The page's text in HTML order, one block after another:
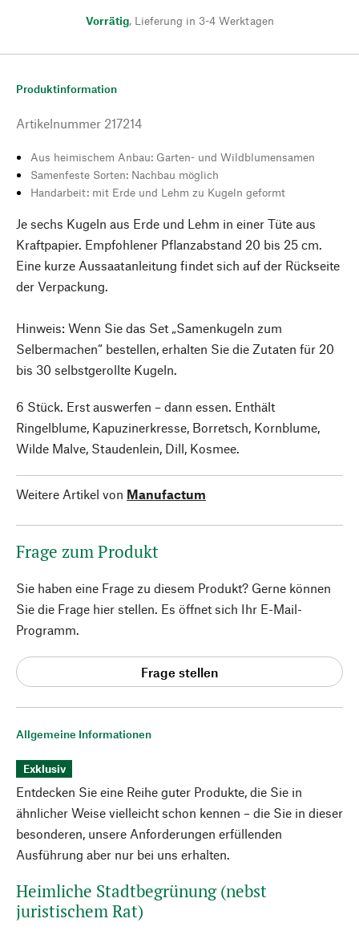
Vorrätig, Lieferung in 3-4 Werktagen
Allgemeine Informationen
Exklusiv
Entdecken Sie eine Reihe guter Produkte, die Sie in
ähnlicher Weise vielleicht schon kennen – die Sie in dieser
besonderen, unsere Anforderungen erfüllenden
Ausführung aber nur bei uns erhalten.
Heimliche Stadtbegrünung (nebst
juristischem Rat)
Produktinformation
Artikelnummer 217214
Aus heimischem Anbau: Garten- und Wildblumensamen
Samenfeste Sorten: Nachbau möglich
Handarbeit: mit Erde und Lehm zu Kugeln geformt
Je sechs Kugeln aus Erde und Lehm in einer Tüte aus
Kraftpapier. Empfohlener Pflanzabstand 20 bis 25 cm.
Eine kurze Aussaatanleitung findet sich auf der Rückseite
der Verpackung.
Hinweis: Wenn Sie das Set „Samenkugeln zum
Selbermachen“ bestellen, erhalten Sie die Zutaten für 20
bis 30 selbstgerollte Kugeln.
6 Stück. Erst auswerfen – dann essen. Enthält
Ringelblume, Kapuzinerkresse, Borretsch, Kornblume,
Wilde Malve, Staudenlein, Dill, Kosmee.
Weitere Artikel von Manufactum
Frage zum Produkt
Sie haben eine Frage zu diesem Produkt? Gerne können
Sie die Frage hier stellen. Es öffnet sich Ihr E-Mail-
Programm.
Frage stellen